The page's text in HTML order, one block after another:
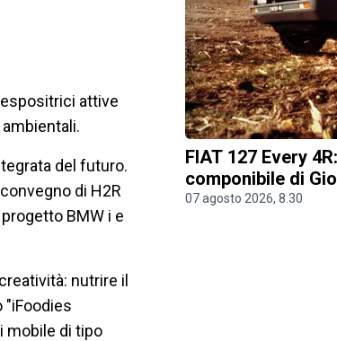
attive
del futuro.
di H2R
BMW i e
nutrire il
"iFoodies
mobile di tipo
FIAT 127 Every
componibile di
07 agosto 2026, 8.30